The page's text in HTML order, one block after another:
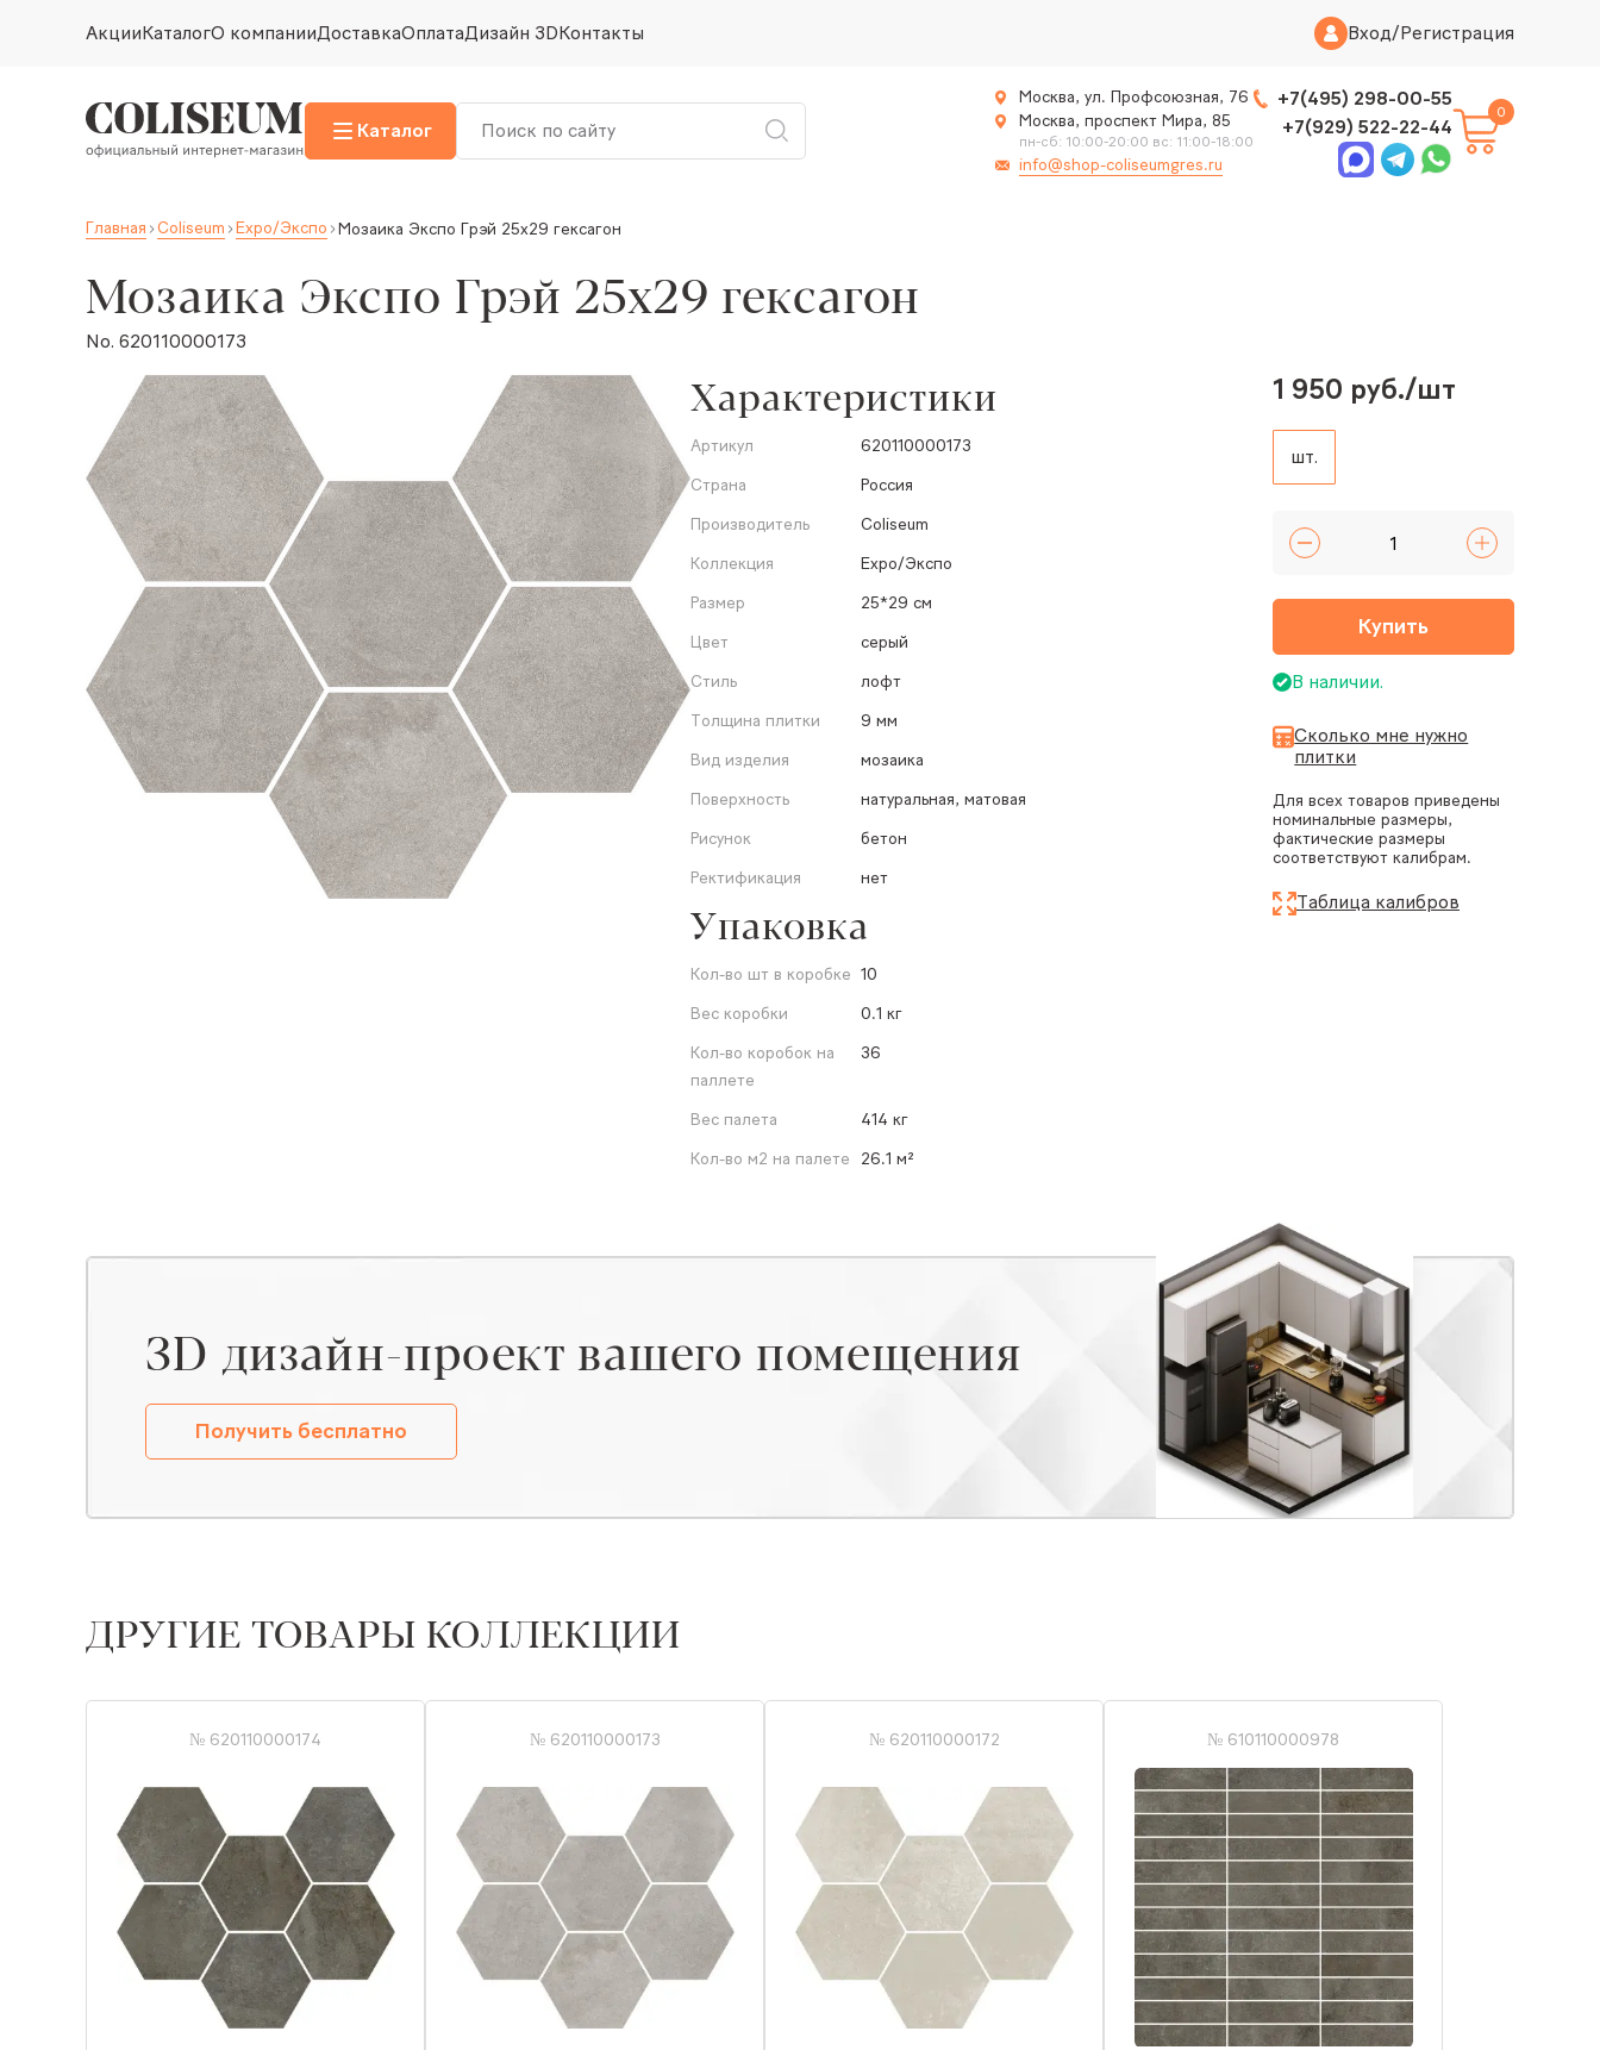
АкцииКаталогО компанииДоставкаОплатаДизайн 3DКонтакты Вход/Регистрация
Каталог
Москва, ул. Профсоюзная, 76
Москва, проспект Мира, 85
пн-сб: 10:00-20:00 вс: 11:00-18:00
info@shop-coliseumgres.ru
+7(495) 298-00-55
+7(929) 522-22-44
0
Главная Coliseum Expo/Экспо Мозаика Экспо Грэй 25x29 гексагон
Мозаика Экспо Грэй 25x29 гексагон
No. 620110000173
Характеристики
Артикул
620110000173
Страна
Россия
Производитель
Coliseum
Коллекция
Expo/Экспо
Размер
25*29 см
Цвет
серый
Стиль
лофт
Толщина плитки
9 мм
Вид изделия
мозаика
Поверхность
натуральная, матовая
Рисунок
бетон
Ректификация
нет
Упаковка
Кол-во шт в коробке 10
Вес коробки
0.1 кг
Кол-во коробок на
паллете
36
Вес палета
414 кг
Кол-во м2 на палете
26.1 м²
1 950 руб./шт
шт.
Купить
В наличии.
Сколько мне нужно
плитки
Для всех товаров приведены
номинальные размеры,
фактические размеры
соответствуют калибрам.
Таблица калибров
ЗD дизайн-проект вашего помещения
Получить бесплатно
ДРУГИЕ ТОВАРЫ КОЛЛЕКЦИИ
№ 620110000174 № 620110000173 № 620110000172 № 610110000978